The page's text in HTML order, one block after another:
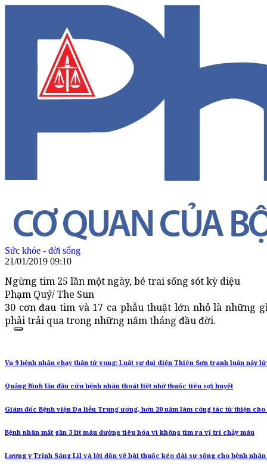
Sức khỏe - đời sống
21/01/2019 09:10
Ngừng tim 25 lần một ngày, bé trai sống sót kỳ diệu
Phạm Quý/ The Sun
30 cơn đau tim và 17 ca phẫu thuật lớn nhỏ là những
phải trải qua trong những năm tháng đầu đời.
Vụ 9 bệnh nhân chạy thận tử vong: Luật sư đại diện Thiên Sơn tranh luận nảy
Quảng Bình lần đầu cứu bệnh nhân thoát liệt nhờ thuốc tiêu sợi huyết
Giám đốc Bệnh viện Da liễu Trung ương, hơn 20 năm làm công tác từ thiện
Bệnh nhân mất gần 3 lít máu đường tiêu hóa vì không tìm ra vị trí chảy máu
Lương y Trịnh Sáng Lìl và lời đồn về bài thuốc kéo dài sự sống cho bệnh